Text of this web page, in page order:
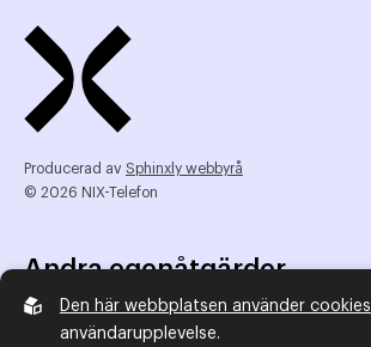
Producerad av Sphinxly webbyrå
© 2026 NIX-Telefon
Andra egenåtgärder
NIX Telefon
Den här webbplatsen använder cookies
användarupplevelse.